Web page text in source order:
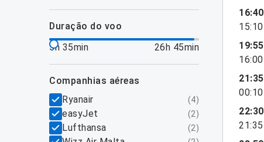
duração do voo
5h 35min
26h 45min
companhias aéreas
Ryanair
(4)
easyJet (2)
Lufthansa (2)
16:40
15:10
19:55
16:00
21:35
00:10
22:30
21:35